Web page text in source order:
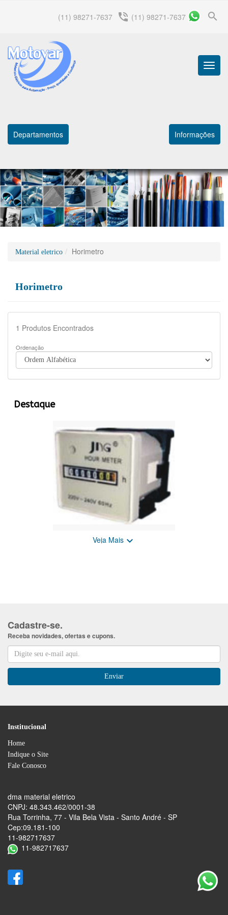
search
(11) 98271-7637 phone_in_talk (11) 98271-7637
Menu
Departamentos Informações
Material eletrico Horimetro
Horimetro
1 Produtos Encontrados
Ordenação
Destaque
Veja Mais
Cadastre-se.
Receba novidades, ofertas e cupons.
Institucional
Home
Indique o Site
Fale Conosco
dma material eletrico
CNPJ: 48.343.462/0001-38
Rua Torrinha, 77 - Vila Bela Vista - Santo André - SP
Cep:09.181-100
11-982717637
11-982717637